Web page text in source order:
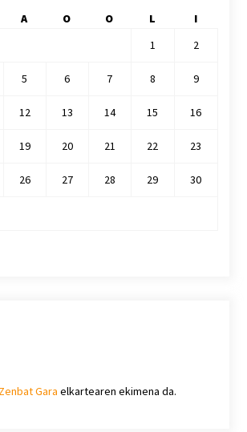
A O O L
I
1
2
5 6 7 8 9
12 13 14 15 16
19 20 21 22 23
26 27 28 29 30
Zenbat Gara elkartearen ekimena da.